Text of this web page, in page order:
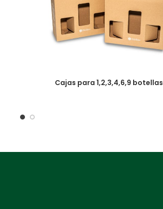
Cajas para 1,2,3,4,6,9 botellas